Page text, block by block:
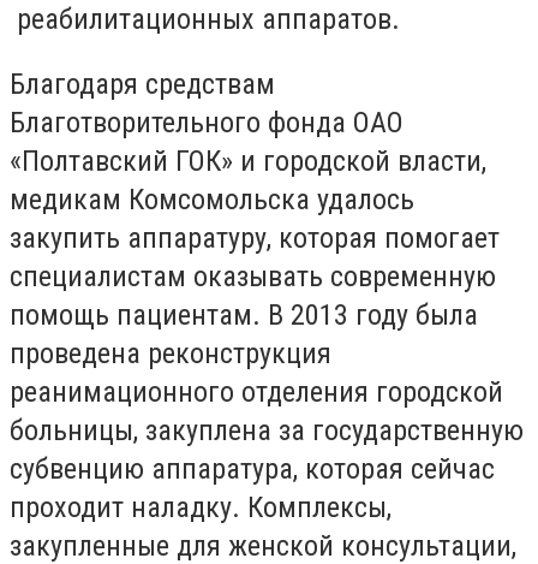
реабилитационных аппаратов.
Благодаря средствам
Благотворительного фонда ОАО
«Полтавский ГОК» и городской власти,
медикам Комсомольска удалось
закупить аппаратуру, которая помогает
специалистам оказывать современную
помощь пациентам. В 2013 году была
проведена реконструкция
реанимационного отделения городской
больницы, закуплена за государственную
субвенцию аппаратура, которая сейчас
проходит наладку. Комплексы,
закупленные для женской консультации,